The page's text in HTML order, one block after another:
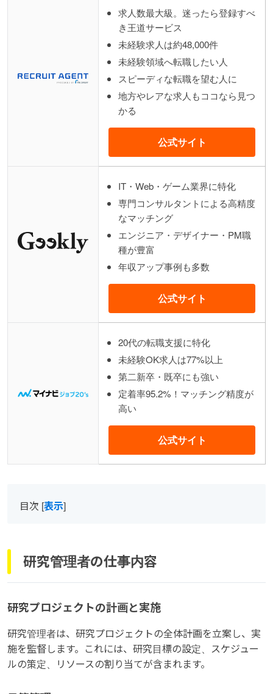
求人数最大級。迷ったら登録すべ
き王道サービス
未経験求人は約48,000件
未経験領域へ転職したい人
スピーディな転職を望む人に
地方やレアな求人もココなら見つ
かる
公式サイト
IT・Web・ゲーム業界に特化
専門コンサルタントによる高精度
なマッチング
エンジニア・デザイナー・PM職
種が豊富
年収アップ事例も多数
公式サイト
20代の転職支援に特化
未経験OK求人は77%以上
第二新卒・既卒にも強い
定着率95.2%！マッチング精度が
高い
公式サイト
目次 [表示]
研究管理者の仕事内容
研究プロジェクトの計画と実施
研究管理者は、研究プロジェクトの全体計画を立案し、実
施を監督します。これには、研究目標の設定、スケジュー
ルの策定、リソースの割り当てが含まれます。